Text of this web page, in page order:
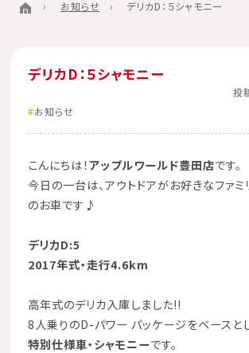
お知らせ デリカD：５シャモニー
デリカD：５シャモニー
投
お知らせ
こんにちは！アップルワールド豊田店です。
今日の一台は、アウトドアがお好きなファミ
のお車です ♪
デリカD:5
2017年式・走行4.6km
高年式のデリカ入庫しました!!
8人乗りのD-パワー パッケージをベースと
特別仕様車・シャモニーです。